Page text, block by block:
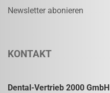
Newsletter abonieren
KONTAKT
Dental-Vertrieb 2000 GmbH